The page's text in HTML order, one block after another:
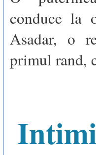
conduce la
Asadar, o
primul rand,